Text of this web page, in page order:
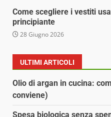
Come scegliere i vestiti
principiante
28 Giugno 2026
ULTIMI ARTICOLI
Olio di argan in cucina:
conviene)
Spesa biologica senza